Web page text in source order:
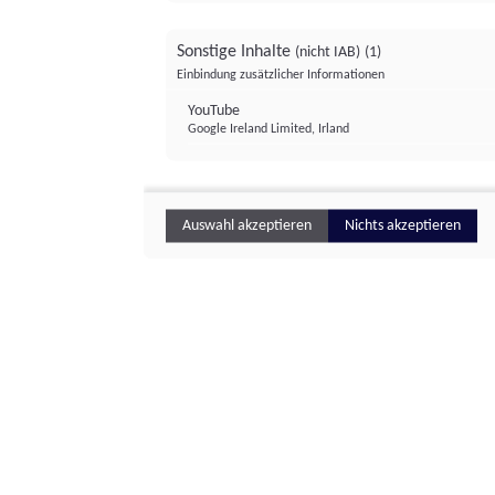
Sonstige Inhalte (nicht IAB) (1)
Einbindung zusätzlicher Informationen
YouTube
Google Ireland Limited, Irland
Auswahl akzeptieren Nichts akzeptieren